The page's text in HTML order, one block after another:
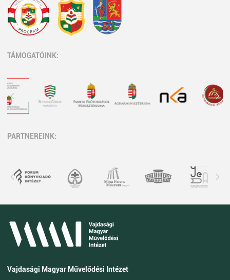
TÁMOGATÓINK:
PARTNEREINK:
Vajdasági Magyar Művelődési Intézet